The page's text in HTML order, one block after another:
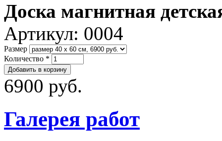
Доска магнитная
Артикул: 0004
Размер
Количество *
6900 руб.
Галерея работ